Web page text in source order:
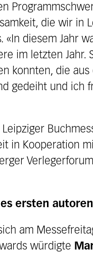
die wir in
«In diesem Jahr
im letzten
konnten, die
gedeiht und ich
in Kooperation
ersten
am
würdigte